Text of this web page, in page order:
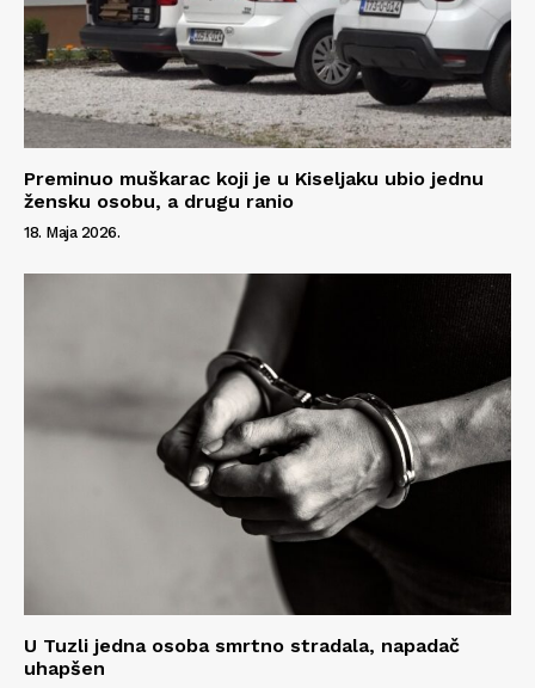
Preminuo muškarac koji je u Kiseljaku ubio jednu
žensku osobu, a drugu ranio
18. Maja 2026.
U Tuzli jedna osoba smrtno stradala, napadač
uhapšen